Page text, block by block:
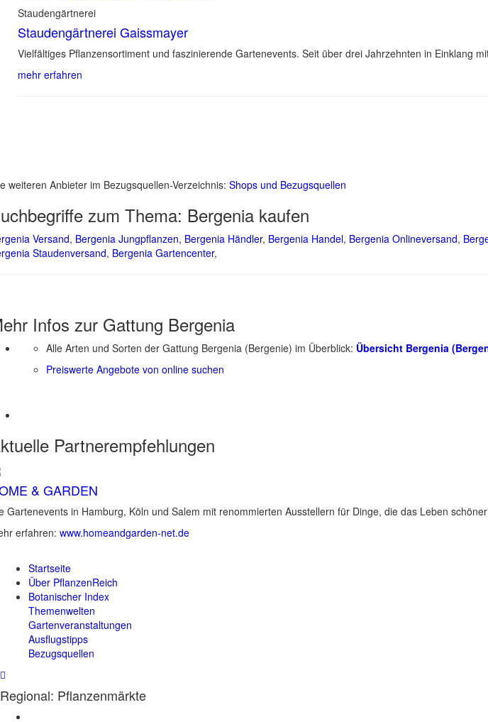
Staudengärtnerei
Staudengärtnerei Gaissmayer
Vielfältiges Pflanzensortiment und faszinierende Gartenevents. Seit über drei Jahrzehnten in Einklang
mehr erfahren
weiteren Anbieter im Bezugsquellen-Verzeichnis: Shops und Bezugsquellen
zum Thema: Bergenia kaufen
Versand, Bergenia Jungpflanzen, Bergenia Händler, Bergenia Handel, Bergenia Onlineversand,
Staudenversand, Bergenia Gartencenter,
Infos zur Gattung Bergenia
Alle Arten und Sorten der Gattung Bergenia (Bergenie) im Überblick: Übersicht Bergenia
Preiswerte Angebote von online suchen
Partnerempfehlungen
& GARDEN
Gartenevents in Hamburg, Köln und Salem mit renommierten Ausstellern für Dinge, die das Leben
erfahren: www.homeandgarden-net.de
Startseite
Über PflanzenReich
Botanischer Index
Themenwelten
Gartenveranstaltungen
Ausflugstipps
Bezugsquellen
Regional: Pflanzenmärkte